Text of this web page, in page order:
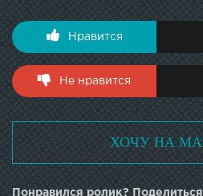
Нравится
Не нравится
ХОЧУ НА
Понравился ролик?